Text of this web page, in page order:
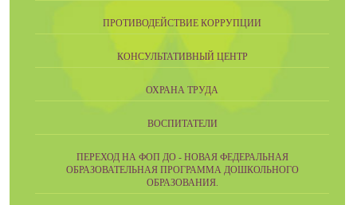
ПРОТИВОДЕЙСТВИЕ КОРРУПЦИИ
КОНСУЛЬТАТИВНЫЙ ЦЕНТР
ОХРАНА ТРУДА
ВОСПИТАТЕЛИ
ПЕРЕХОД НА ФОП ДО - НОВАЯ ФЕДЕРАЛЬНАЯ
ОБРАЗОВАТЕЛЬНАЯ ПРОГРАММА ДОШКОЛЬНОГО
ОБРАЗОВАНИЯ.